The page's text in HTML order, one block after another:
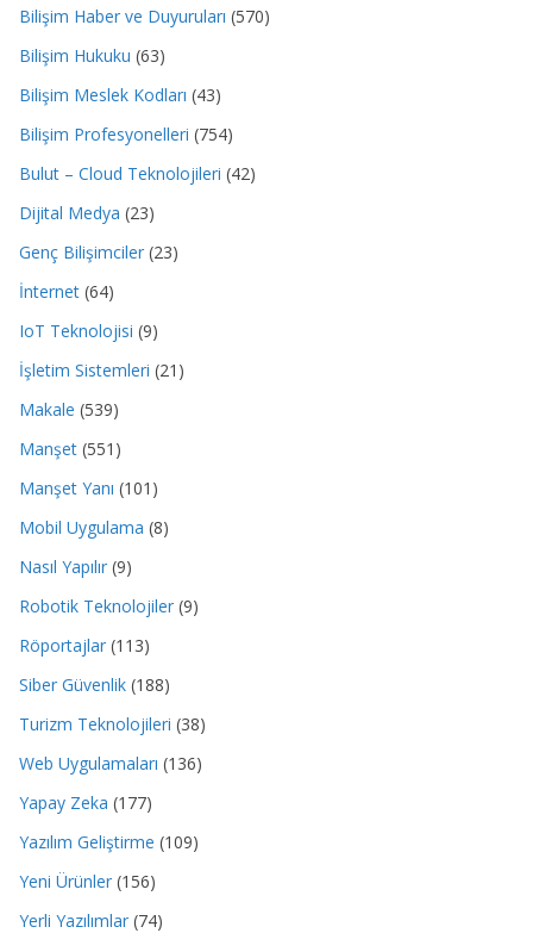
Bilişim Haber ve Duyuruları (570)
Bilişim Hukuku (63)
Bilişim Meslek Kodları (43)
Bilişim Profesyonelleri (754)
Bulut – Cloud Teknolojileri (42)
Dijital Medya (23)
Genç Bilişimciler (23)
İnternet (64)
IoT Teknolojisi (9)
İşletim Sistemleri (21)
Makale (539)
Manşet (551)
Manşet Yanı (101)
Mobil Uygulama (8)
Nasıl Yapılır (9)
Robotik Teknolojiler (9)
Röportajlar (113)
Siber Güvenlik (188)
Turizm Teknolojileri (38)
Web Uygulamaları (136)
Yapay Zeka (177)
Yazılım Geliştirme (109)
Yeni Ürünler (156)
Yerli Yazılımlar (74)